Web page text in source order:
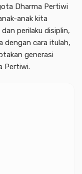
Dharma Pertiwi
anak kita
perilaku disiplin,
dengan cara itulah,
generasi
Pertiwi.